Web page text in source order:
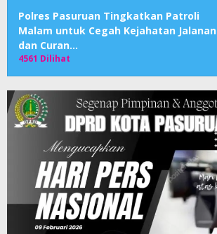
Polres Pasuruan Tingkatkan Patroli
Malam untuk Cegah Kejahatan Jalanan
dan Curan…
4561 Dilihat